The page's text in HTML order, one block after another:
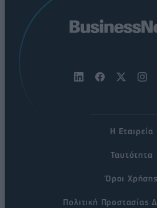
Η Εταιρεία
Ταυτότητα
Όροι Χρήσης
Πολιτική Προστασίας